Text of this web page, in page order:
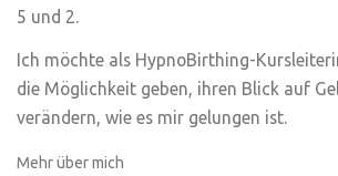
5 und 2.
Ich möchte als HypnoBirthing-
die Möglichkeit geben, ihren Blick auf
verändern, wie es mir gelungen ist.
Mehr über mich